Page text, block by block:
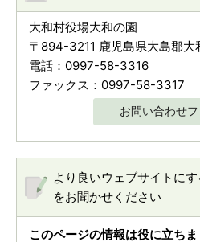
大和村役場大和の園
〒894-3211 鹿児島県大島郡大
電話：0997-58-3316
ファックス：0997-58-3317
お問い合わせフ
より良いウェブサイトに
をお聞かせください
このページの情報は役に立ちま